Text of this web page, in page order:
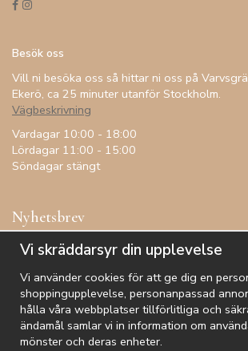
Besök oss
Vill ni besöka oss så hittar ni oss på
Ekerö, ca 25 minuter utanför Stockholm.
Vägbeskrivning
Vardagar 10:00 - 18:00
Lördagar 11:00 - 15:00
Söndagar stängt
Nyhetsbrev
Få inspiration, förtur till kampanjer,
De uppgifter du matar in kommer endast användas till våra
Vi skräddarsyr din upplevelse
Vi använder cookies för att ge dig en
shoppingupplevelse, personanpassad
hålla våra webbplatser tillförlitliga och
ändamål samlar vi in information om
mönster och deras enheter.